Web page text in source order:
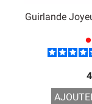
Guirlande
lens